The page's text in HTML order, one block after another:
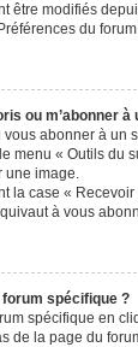
être modifiés
du
ou m’abonner à
abonner à un
menu « Outils du
une image.
la case «
à vous
forum spécifique ?
spécifique en
de la page du